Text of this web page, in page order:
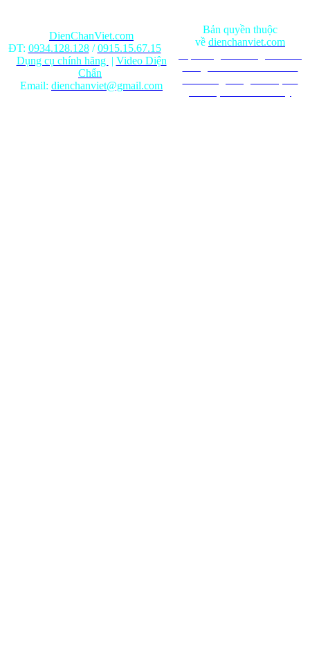
DienChanViet.com
ĐT: 0934.128.128/0915.15.67.15
Dụng cụ chính hãng | Video Diện
Chẩn
Email: dienchanviet@gmail.com
Bản quyền thuộc
về dienchanviet.com